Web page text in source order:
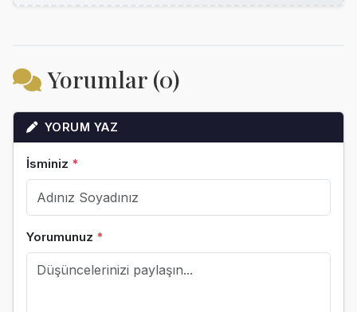
Yorumlar (0)
YORUM YAZ
İsminiz *
Yorumunuz *